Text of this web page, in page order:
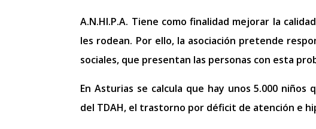
A.N.HI.P.A. Tiene como finalidad mejorar la
les rodean. Por ello, la asociación pretende
sociales, que presentan las personas con esta
En Asturias se calcula que hay unos 5.000
del TDAH, el trastorno por déficit de atención e